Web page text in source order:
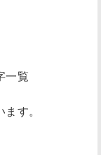
一覧
す。